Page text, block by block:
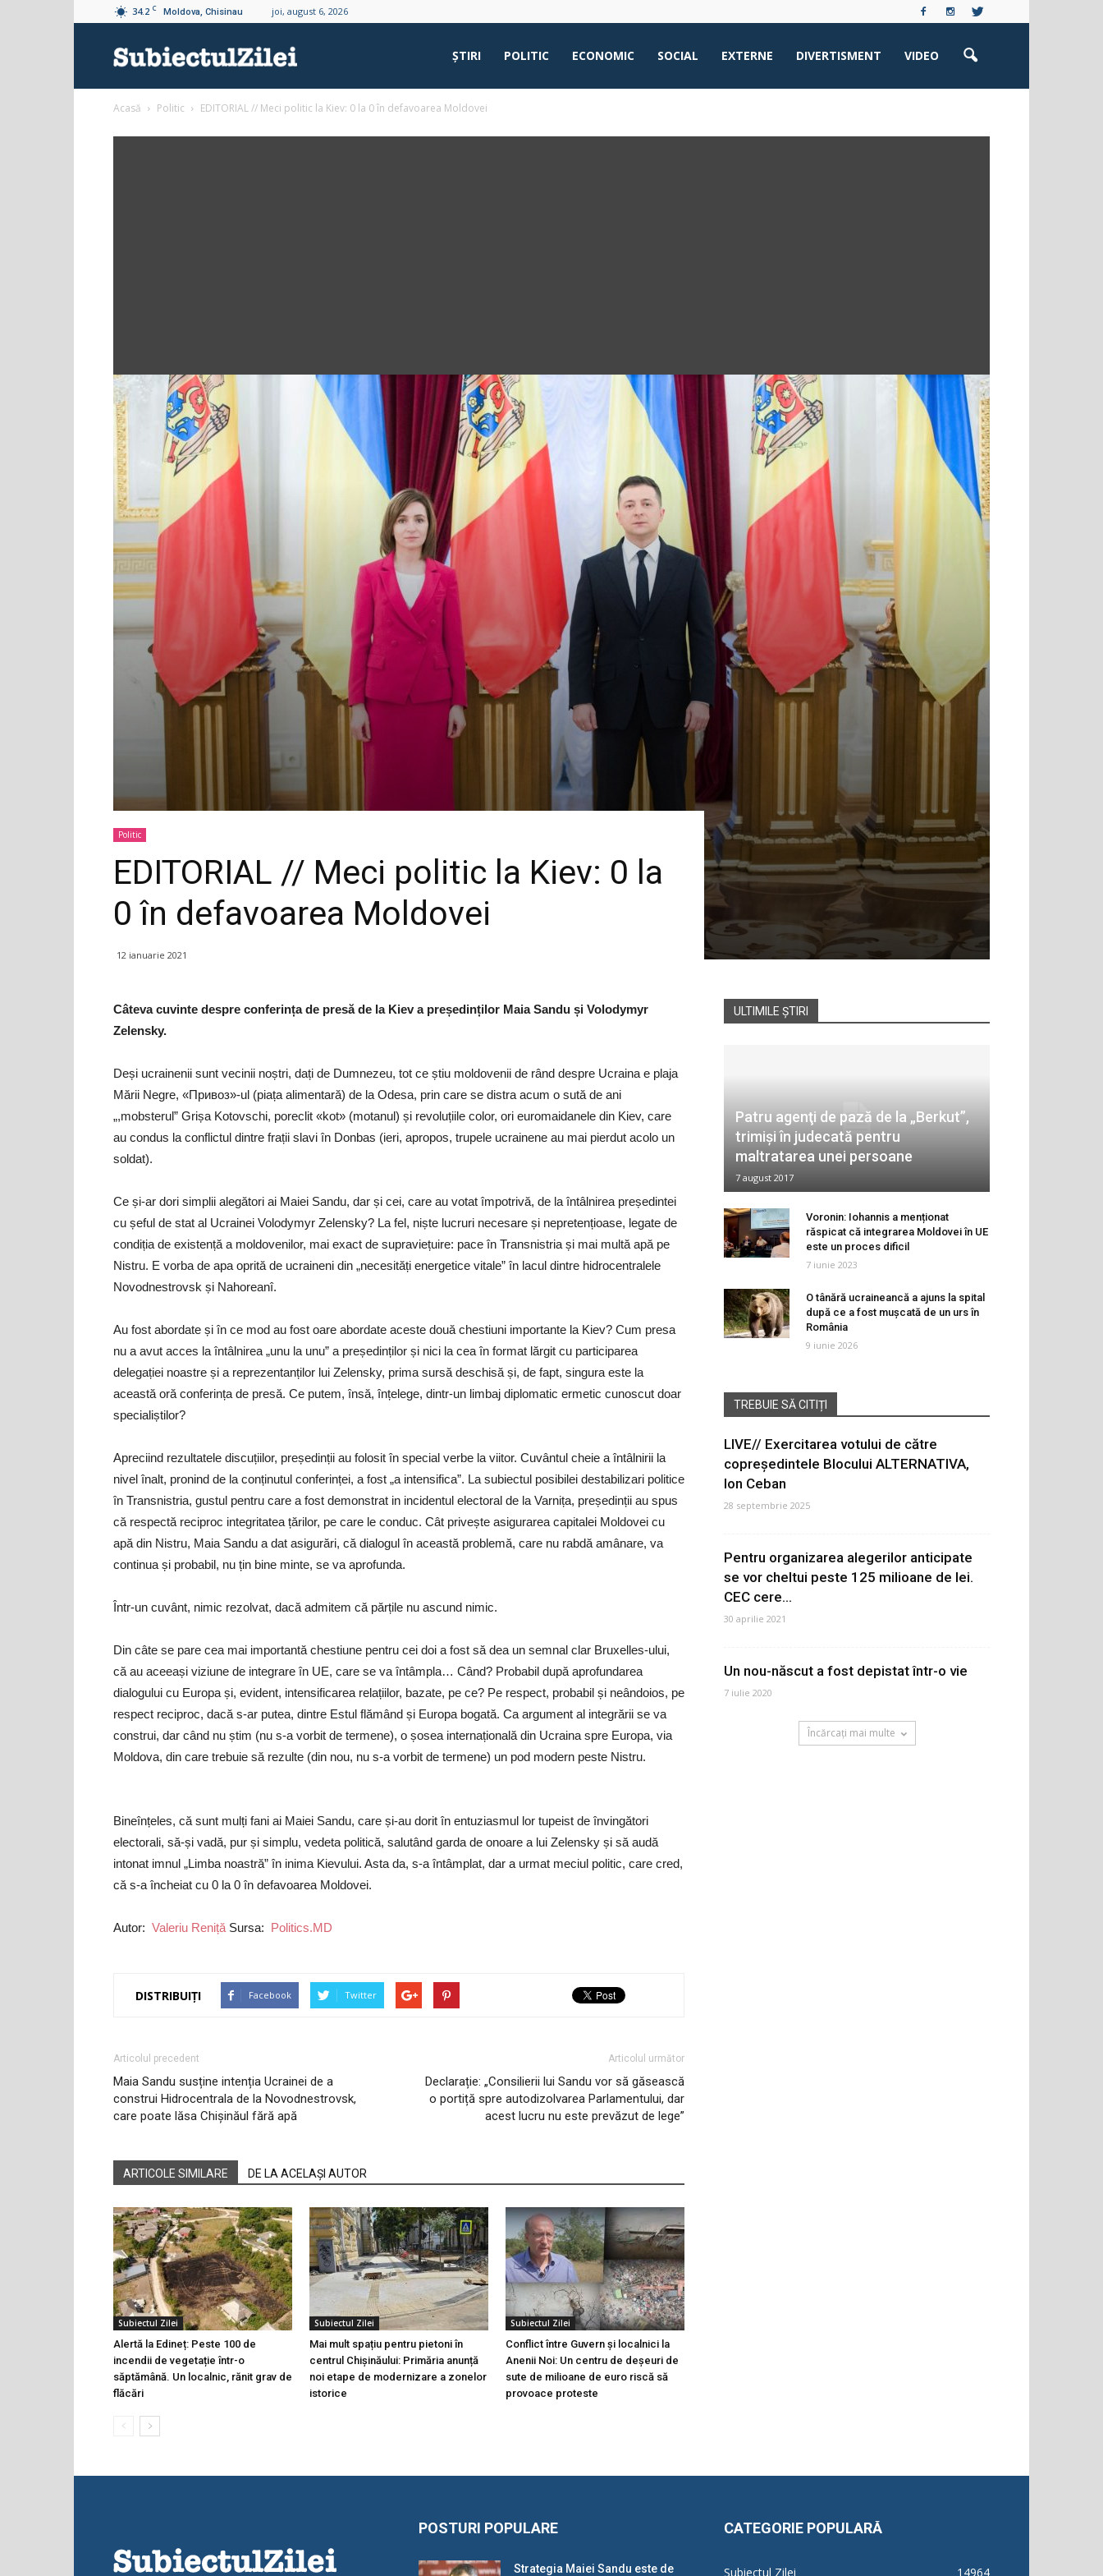
34.2 C Moldova, Chisinau joi, august 6, 2026
ŞTIRI POLITIC ECONOMIC SOCIAL EXTERNE DIVERTISMENT VIDEO
Acasă Politic EDITORIAL // Meci politic la Kiev: 0 la 0 în defavoarea Moldovei
Politic
EDITORIAL // Meci politic la Kiev: 0 la
0 în defavoarea Moldovei
12 ianuarie 2021
Câteva cuvinte despre conferința de presă de la Kiev a președinților Maia Sandu și Volodymyr
Zelensky.
Deși ucrainenii sunt vecinii noștri, dați de Dumnezeu, tot ce știu moldovenii de rând despre Ucraina e plaja
Mării Negre, «Привоз»-ul (piața alimentară) de la Odesa, prin care se distra acum o sută de ani
„,mobsterul” Grișa Kotovschi, poreclit «kot» (motanul) și revoluțiile color, ori euromaidanele din Kiev, care
au condus la conflictul dintre frații slavi în Donbas (ieri, apropos, trupele ucrainene au mai pierdut acolo un
soldat).
Ce și-ar dori simplii alegători ai Maiei Sandu, dar și cei, care au votat împotrivă, de la întâlnirea președintei
cu șeful de stat al Ucrainei Volodymyr Zelensky? La fel, niște lucruri necesare și nepretențioase, legate de
condiția de existență a moldovenilor, mai exact de supraviețuire: pace în Transnistria și mai multă apă pe
Nistru. E vorba de apa oprită de ucraineni din „necesități energetice vitale” în lacul dintre hidrocentralele
Novodnestrovsk și Nahoreanî.
Au fost abordate și în ce mod au fost oare abordate aceste două chestiuni importante la Kiev? Cum presa
nu a avut acces la întâlnirea „unu la unu” a președinților și nici la cea în format lărgit cu participarea
delegației noastre și a reprezentanților lui Zelensky, prima sursă deschisă și, de fapt, singura este la
această oră conferința de presă. Ce putem, însă, înțelege, dintr-un limbaj diplomatic ermetic cunoscut doar
specialiștilor?
Apreciind rezultatele discuțiilor, președinții au folosit în special verbe la viitor. Cuvântul cheie a întâlnirii la
nivel înalt, pronind de la conținutul conferinței, a fost „a intensifica”. La subiectul posibilei destabilizari politice
în Transnistria, gustul pentru care a fost demonstrat in incidentul electoral de la Varnița, președinții au spus
că respectă reciproc integritatea țărilor, pe care le conduc. Cât privește asigurarea capitalei Moldovei cu
apă din Nistru, Maia Sandu a dat asigurări, că dialogul în această problemă, care nu rabdă amânare, va
continua și probabil, nu țin bine minte, se va aprofunda.
Într-un cuvânt, nimic rezolvat, dacă admitem că părțile nu ascund nimic.
Din câte se pare cea mai importantă chestiune pentru cei doi a fost să dea un semnal clar Bruxelles-ului,
că au aceeași viziune de integrare în UE, care se va întâmpla… Când? Probabil după aprofundarea
dialogului cu Europa și, evident, intensificarea relațiilor, bazate, pe ce? Pe respect, probabil și neândoios, pe
respect reciproc, dacă s-ar putea, dintre Estul flămând și Europa bogată. Ca argument al integrării se va
construi, dar când nu știm (nu s-a vorbit de termene), o șosea internațională din Ucraina spre Europa, via
Moldova, din care trebuie să rezulte (din nou, nu s-a vorbit de termene) un pod modern peste Nistru.
Bineînțeles, că sunt mulți fani ai Maiei Sandu, care și-au dorit în entuziasmul lor tupeist de învingători
electorali, să-și vadă, pur și simplu, vedeta politică, salutând garda de onoare a lui Zelensky și să audă
intonat imnul „Limba noastră” în inima Kievului. Asta da, s-a întâmplat, dar a urmat meciul politic, care cred,
că s-a încheiat cu 0 la 0 în defavoarea Moldovei.
Autor: Valeriu Reniță Sursa: Politics.MD
DISTRIBUIȚI Facebook Twitter
Articolul precedent
Maia Sandu susține intenția Ucrainei de a
construi Hidrocentrala de la Novodnestrovsk,
care poate lăsa Chișinăul fără apă
Articolul următor
Declarație: „Consilierii lui Sandu vor să găsească
o portiță spre autodizolvarea Parlamentului, dar
acest lucru nu este prevăzut de lege”
ARTICOLE SIMILARE DE LA ACELAȘI AUTOR
Subiectul Zilei
Alertă la Edineț: Peste 100 de
incendii de vegetație într-o
săptămână. Un localnic, rănit grav de
flăcări
Subiectul Zilei
Mai mult spațiu pentru pietoni în
centrul Chișinăului: Primăria anunță
noi etape de modernizare a zonelor
istorice
Subiectul Zilei
Conflict între Guvern și localnici la
Anenii Noi: Un centru de deșeuri de
sute de milioane de euro riscă să
provoace proteste
ULTIMILE ȘTIRI
Patru agenţi de pază de la „Berkut”,
trimişi în judecată pentru
maltratarea unei persoane
7 august 2017
Voronin: Iohannis a menționat
răspicat că integrarea Moldovei în UE
este un proces dificil
7 iunie 2023
O tânără ucraineancă a ajuns la spital
după ce a fost mușcată de un urs în
România
9 iunie 2026
TREBUIE SĂ CITIȚI
LIVE// Exercitarea votului de către
copreședintele Blocului ALTERNATIVA,
Ion Ceban
28 septembrie 2025
Pentru organizarea alegerilor anticipate
se vor cheltui peste 125 milioane de lei.
CEC cere...
30 aprilie 2021
Un nou-născut a fost depistat într-o vie
7 iulie 2020
Încărcați mai multe
POSTURI POPULARE
Strategia Maiei Sandu este de
CATEGORIE POPULARĂ
Subiectul Zilei 14964